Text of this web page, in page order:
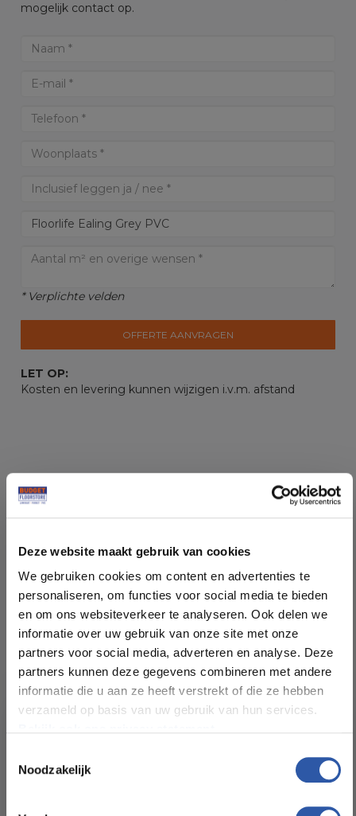
Deze website maakt gebruik van cookies
We gebruiken cookies om content en advertenties te
personaliseren, om functies voor social media te bieden
en om ons websiteverkeer te analyseren. Ook delen we
informatie over uw gebruik van onze site met onze
partners voor social media, adverteren en analyse. Deze
partners kunnen deze gegevens combineren met andere
informatie die u aan ze heeft verstrekt of die ze hebben
verzameld op basis van uw gebruik van hun services.
Noodzakelijk
mogelijk contact op.
* Verplichte velden
OFFERTE AANVRAGEN
LET OP:
Kosten en levering kunnen wijzigen i.v.m. afstand
Soort vloer: Tegels Lijm
Patroon: Betonlook tegels
Kleur: Grijs
Pakinhoud (m²): 3,76
Slijtlaag (mm): 0,55